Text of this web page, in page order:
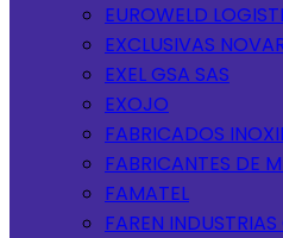
EUROWELD
EXCLUSIVAS
EXEL GSA SAS
EXOJO
FABRICADOS
FABRICANTES DE
FAMATEL
FAREN